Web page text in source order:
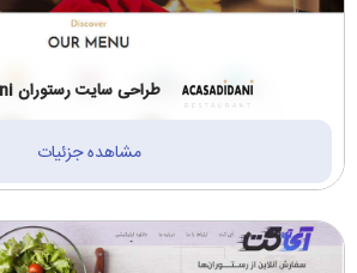
حمل و نقل و باربری
کافی‌شاپ و رستوران
ساختمانی پیمانکاری
دکوراسیون (14)
سازمان
طراحی سایت رستوران acasadidani
مشاهده جزئیات